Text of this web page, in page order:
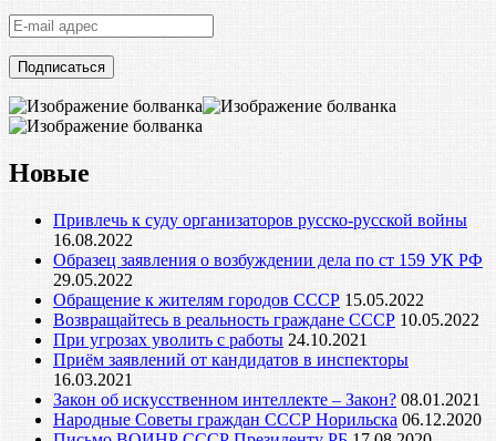
E-
mail
адрес
Новые
Привлечь к суду организаторов русско-русской войны
16.08.2022
Образец заявления о возбуждении дела по ст 159 УК РФ
29.05.2022
Обращение к жителям городов СССР 15.05.2022
Возвращайтесь в реальность граждане СССР 10.05.2022
При угрозах уволить с работы 24.10.2021
Приём заявлений от кандидатов в инспекторы
16.03.2021
Закон об искусственном интеллекте – Закон? 08.01.2021
Народные Советы граждан СССР Норильска 06.12.2020